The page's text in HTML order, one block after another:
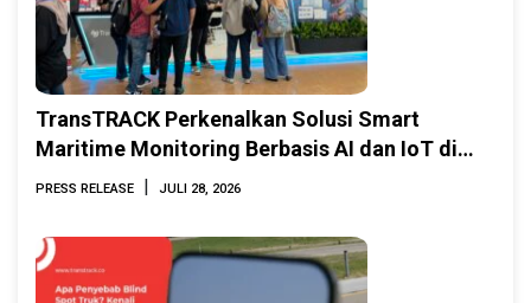
TransTRACK Perkenalkan Solusi Smart
Maritime Monitoring Berbasis AI dan IoT di
INAMARINE 2026
PRESS RELEASE | JULI 28, 2026